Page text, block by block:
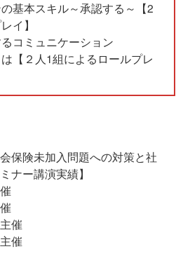
基本スキル～承認する～【2
イ】
コミュニケーション
【２人1組によるロールプレ
保険未加入問題への対策と社
ナー講演実績】
催
催